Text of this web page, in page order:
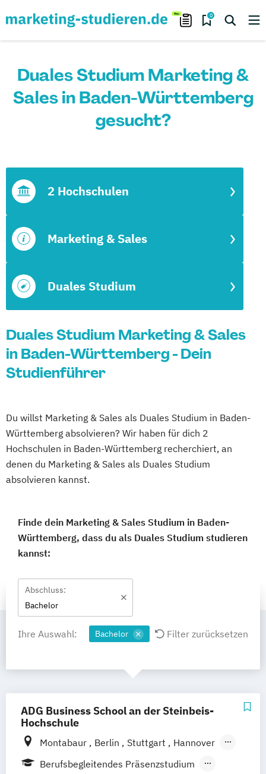
0
Duales Studium Marketing &
Sales in Baden-Württemberg
gesucht?
Duales Studium
Marketing & Sales
2 Hochschulen
Duales Studium Marketing & Sales
in Baden-Württemberg - Dein
Studienführer
Du willst Marketing & Sales als Duales Studium in Baden-
Württemberg absolvieren? Wir haben für dich 2
Hochschulen in Baden-Württemberg recherchiert, an
denen du Marketing & Sales als Duales Studium
absolvieren kannst.
Finde dein Marketing & Sales Studium in Baden-
Württemberg, dass du als Duales Studium studieren
kannst:
Abschluss:
Bachelor
Ihre Auswahl: Bachelor Filter zurücksetzen
ADG Business School an der Steinbeis-
Hochschule
Montabaur Berlin Stuttgart
Hannover
München
Dortmund 100 % digital
Berufsbegleitendes Präsenzstudium